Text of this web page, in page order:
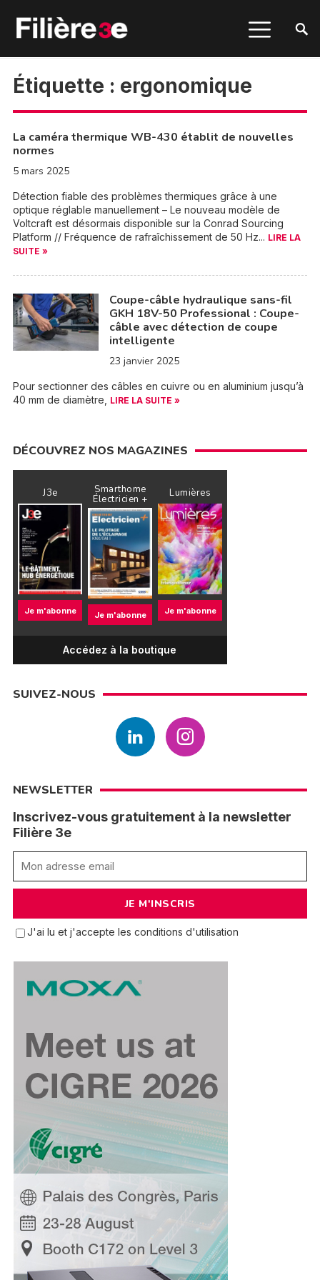
Étiquette : ergonomique
La caméra thermique WB-430 établit de nouvelles
normes
5 mars 2025
Détection fiable des problèmes thermiques grâce à une
optique réglable manuellement – Le nouveau modèle de
Voltcraft est désormais disponible sur la Conrad Sourcing
Platform // Fréquence de rafraîchissement de 50 Hz... LIRE LA
SUITE »
Coupe-câble hydraulique sans-fil
GKH 18V-50 Professional : Coupe-
câble avec détection de coupe
intelligente
23 janvier 2025
Pour sectionner des câbles en cuivre ou en aluminium jusqu’à
40 mm de diamètre,
LIRE LA SUITE »
DÉCOUVREZ NOS MAGAZINES
J3e
Je m'abonne
Smarthome
Électricien +
Je m'abonne
Lumières
Je m'abonne
Accédez à la boutique
SUIVEZ-NOUS
NEWSLETTER
Inscrivez-vous gratuitement à la newsletter
Filière 3e
J'ai lu et j'accepte les conditions d'utilisation